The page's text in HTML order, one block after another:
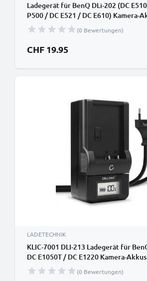
Ladegerät für BenQ DLi-202 (DC
P500 / DC E521 / DC E610) Kamera-
CELLONIC
(0 Bewertungen)
CHF 19.95
LADETECHNIK
KLIC-7001 DLI-213 Ladegerät für
DC E1050T / DC E1220 Kamera-
(0 Bewertungen)